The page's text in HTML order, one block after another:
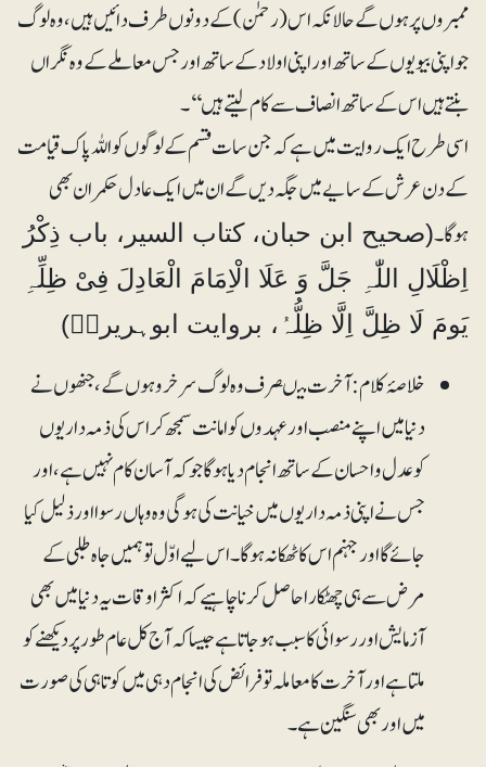
ممبروں پر ہوں گے حالانکہ اس (رحمٰن) کے دونوں طرف دائیں ہیں، وہ لوگ
جو اپنی بیویوں کے ساتھ اور اپنی اولاد کے ساتھ اور جس معاملے کے وہ نگراں
بنتے ہیں اس کے ساتھ انصاف سے کام لیتے ہیں‘‘۔
اسی طرح ایک روایت میں ہے کہ جن سات قسم کے لوگوں کو اللہ پاک قیامت
کے دن عرش کے سایے میں جگہ دیں گے ان میں ایک عادل حکمران بھی
ہوگا۔(صحیح ابن حبان، کتاب السیر، باب ذِکْرُ
اِظْلَالِ اللّٰہِ جَلَّ وَ عَلَا الْاِمَامَ الْعَادِلَ فِیْ ظِلِّہِ
یَومَ لَا ظِلَّ اِلَّا ظِلُّہُ، بروایت ابوہریرہؓ)
خلاصۂ کلام: آخرت میںصرف وہ لوگ سرخرو ہوں گے، جنھوں نے
دنیا میں اپنے منصب اور عہدوں کو امانت سمجھ کر اس کی ذمہ داریوں
کوعدل و احسان کے ساتھ انجام دیا ہوگا جو کہ آسان کام نہیں ہے، اور
جس نے اپنی ذمہ داریوں میں خیانت کی ہوگی وہ وہاں رسوا اور ذلیل کیا
جائے گا اور جہنم اس کا ٹھکانہ ہوگا۔ اس لیے اوّل تو ہمیں جاہ طلبی کے
مرض سے ہی چھٹکارا حاصل کرنا چاہیے کہ اکثر اوقات یہ دنیا میں بھی
آزمایش اور رسوائی کا سبب ہوجاتا ہے جیساکہ آج کل عام طور پر دیکھنے کو
ملتا ہے اور آخرت کا معاملہ تو فرائض کی انجام دہی میں کوتاہی کی صورت
میں اور بھی سنگین ہے۔